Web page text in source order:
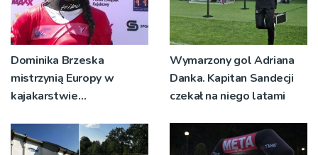
Dominika Brzeska
mistrzynią Europy w
kajakarstwie
Wymarzony gol Adriana
Danka. Kapitan Sandecji
czekał na niego latami